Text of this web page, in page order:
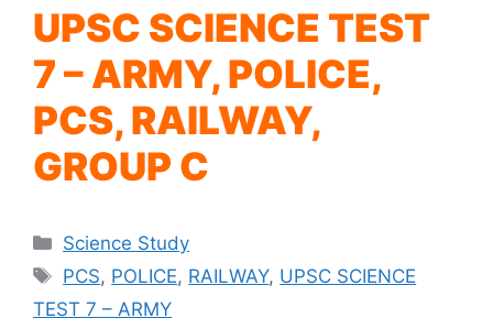
UPSC SCIENCE TEST
7 – ARMY, POLICE,
PCS, RAILWAY,
GROUP C
Categories
Science Study
Tags
PCS, POLICE, RAILWAY, UPSC SCIENCE
TEST 7 – ARMY